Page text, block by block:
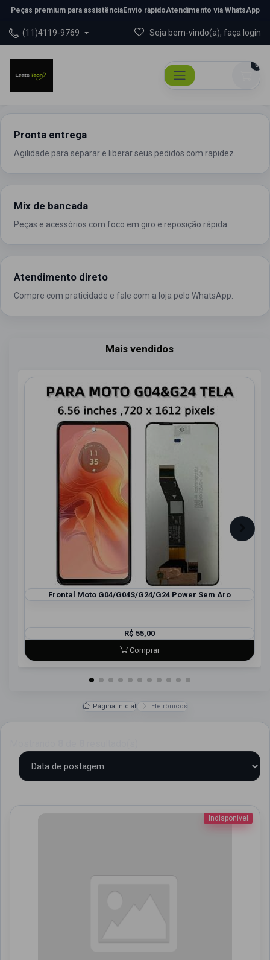
Peças premium para assistênciaEnvio rápidoAtendimento via WhatsApp
(11)4119-9769 Seja bem-vindo(a), faça login
0
Pronta entrega
Agilidade para separar e liberar seus pedidos com rapidez.
Mix de bancada
Peças e acessórios com foco em giro e reposição rápida.
Atendimento direto
Compre com praticidade e fale com a loja pelo WhatsApp.
Mais vendidos
Frontal Moto G04/G04S/G24/G24 Power Sem Aro
R$ 55,00
Comprar
Página Inicial Eletrônicos
Indisponível